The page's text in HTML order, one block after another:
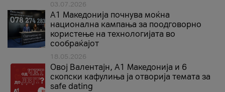
03.07.2026
A1 Македонија почнува моќна
национална кампања за поодговорно
користење на технологијата во
сообраќајот
18.05.2026
Овој Валентајн, A1 Македонија и 6
скопски кафулиња ја отворија темата за
safe dating